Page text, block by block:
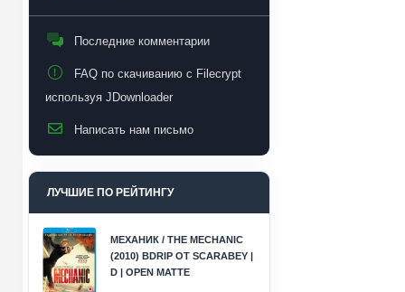
Последние комментарии
FAQ по скачиванию с Filecrypt
используя JDownloader
Написать нам письмо
ЛУЧШИЕ ПО РЕЙТИНГУ
МЕХАНИК / THE MECHANIC
(2010) BDRIP ОТ SCARABEY |
D | OPEN MATTE